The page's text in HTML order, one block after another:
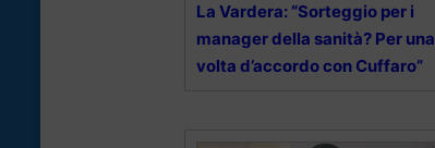
La Vardera: “Sorteggio per i
manager della sanità? Per una
volta d’accordo con Cuffaro”